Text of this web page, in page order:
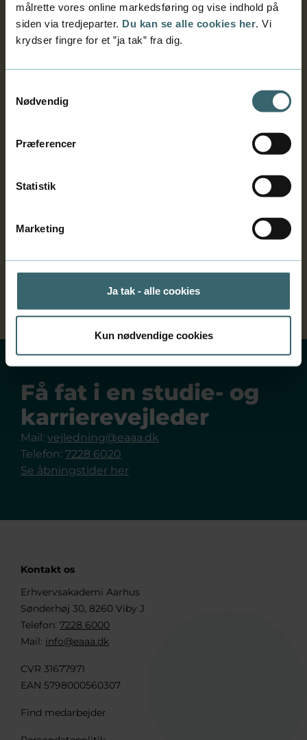
målrette vores online markedsføring og vise indhold på
siden via tredjeparter. Du kan se alle cookies her . Vi
krydser fingre for et ”ja tak” fra dig.
Nødvendig
Præferencer
Statistik
Marketing
Ja tak - alle cookies
Kun nødvendige cookies
Dispensation
Eksamensklager
Studieordning: Videregående
uddannelser
Få fat i en studie- og
karrierevejleder
Mail: vejledning@eaaa.dk
Telefon: 7228 6020
Se åbningstider her
Kontakt os
Erhvervsakademi Aarhus
Sønderhøj 30, 8260 Viby J
Telefon: 7228 6000
Mail: info@eaaa.dk
CVR 31677971
EAN 5798000560307
Find medarbejder